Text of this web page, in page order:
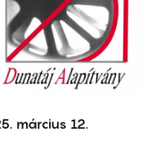
március 12.